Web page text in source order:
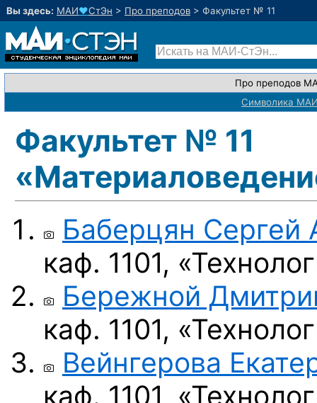
Вы здесь: МАИ♥СтЭн > Про преподов > Факультет № 11
Про преподов
Символика
Факультет № 11
Баберцян Сергей
каф. 1101,
Бережной
каф. 1101,
Вейнгерова
каф. 1101,